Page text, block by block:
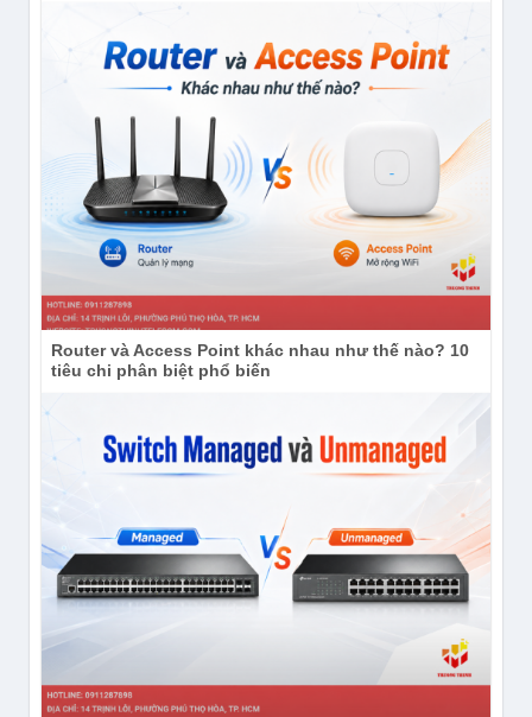
Router và Access Point khác nhau như thế nào? 10
tiêu chi phân biệt phổ biến